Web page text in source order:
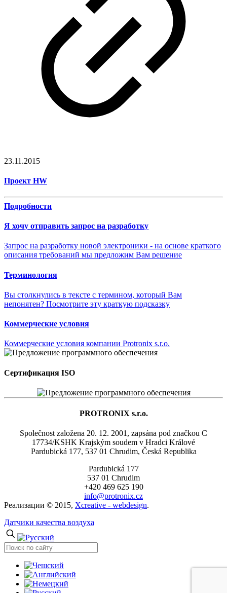
23.11.2015
Проект HW
Подробности
Я хочу отправить запрос на разработку
Запрос на разработку новой электроники - на основе краткого
описания требований мы предложим Вам решение
Терминология
Вы столкнулись в тексте с термином, который Вам
непонятен? Посмотрите эту краткую подсказку
Коммерческие условия
Коммерческие условия компании Protronix s.r.o.
Сертификация ISO
PROTRONIX s.r.o.
Společnost založena 20. 12. 2001, zapsána pod značkou C
17734/KSHK Krajským soudem v Hradci Králové
Pardubická 177, 537 01 Chrudim, Česká Republika
Pardubická 177
537 01 Chrudim
+420 469 625 190
info@protronix.cz
Реализации © 2015, Xcreative - webdesign.
Датчики качества воздуха